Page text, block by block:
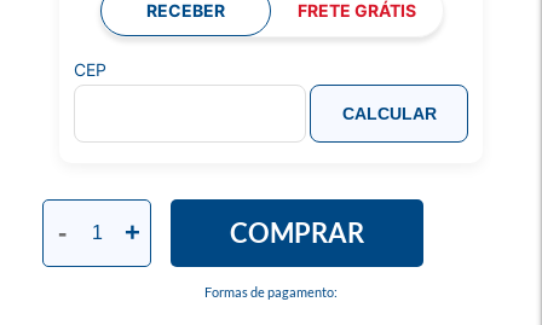
Formas de pagamento:
- + COMPRAR
RECEBER FRETE GRÁTIS
CEP
CALCULAR